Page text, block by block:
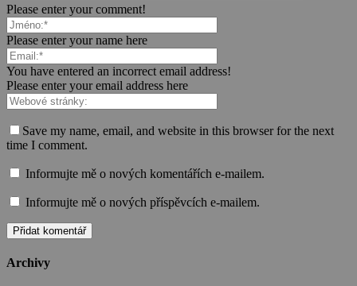
Please enter your comment!
Please enter your name here
You have entered an incorrect email address!
Please enter your email address here
Save my name, email, and website in this browser for the next
time I comment.
Informujte mě o nových komentářích e-mailem.
Informujte mě o nových příspěvcích e-mailem.
Archivy